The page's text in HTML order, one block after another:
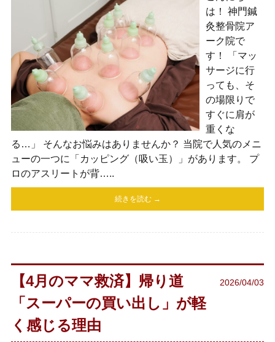
は！ 神門鍼
灸整骨院ア
ーク院で
す！ 「マッ
サージに行
っても、そ
の場限りで
すぐに肩が
重くな
る…」 そんなお悩みはありませんか？ 当院で人気のメニ
ューの一つに「カッピング（吸い玉）」があります。 プ
ロのアスリートが背…..
続きを読む →
【4月のママ救済】帰り道
「スーパーの買い出し」が軽
く感じる理由
2026/04/03